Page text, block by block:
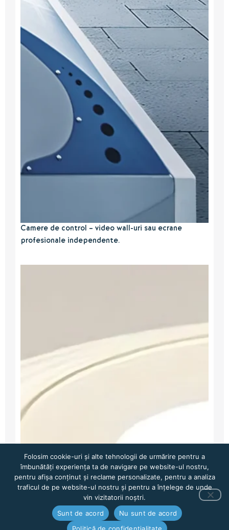
Camere de control – video wall-uri sau ecrane
profesionale independente.
Folosim cookie-uri și alte tehnologii de urmărire pentru a
îmbunătăți experiența ta de navigare pe website-ul nostru,
pentru afișa conținut și reclame personalizate, pentru a analiza
traficul de pe website-ul nostru și pentru a înțelege de unde
vin vizitatorii noștri.
Sunt de acord
Nu sunt de acord
Politică de confidențialitate